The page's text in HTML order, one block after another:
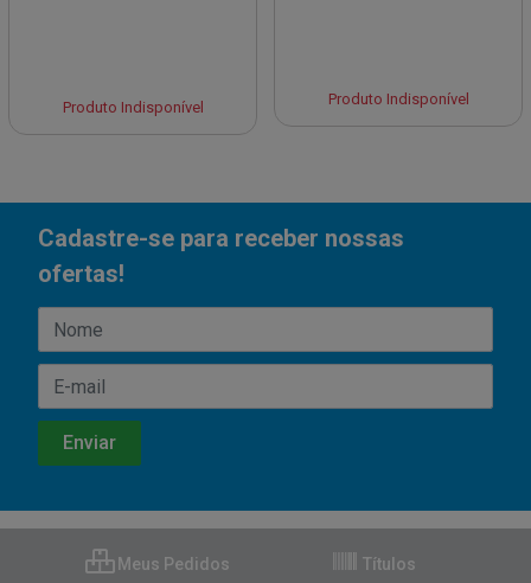
Produto Indisponível Produto Indisponível
Cadastre-se para receber nossas
ofertas!
Meus Pedidos Títulos